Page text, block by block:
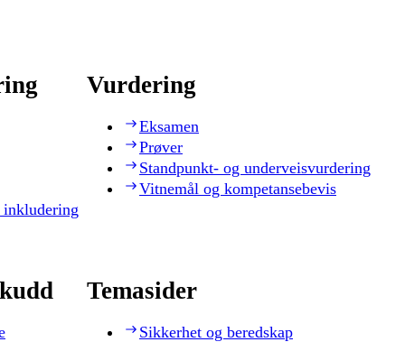
Vurdering
Eksamen
Prøver
Standpunkt- og underveisvurdering
Vitnemål og kompetansebevis
Temasider
Sikkerhet og beredskap